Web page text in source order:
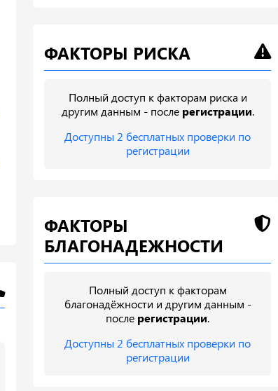
ФАКТОРЫ РИСКА
Полный доступ к факторам риска и
другим данным - после регистрации.
Доступны 2 бесплатных проверки по
регистрации
ФАКТОРЫ
БЛАГОНАДЕЖНОСТИ
Полный доступ к факторам
благонадёжности и другим данным -
после регистрации.
Доступны 2 бесплатных проверки по
регистрации